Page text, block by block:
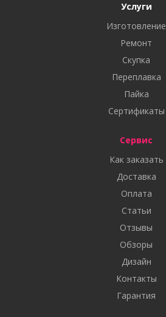
Услуги
Изготовление
Ремонт
Скупка
Переплавка
Пайка
Сертификаты
Сервис
Как заказать
Доставка
Оплата
Статьи
Отзывы
Обзоры
Дизайн
Контакты
Гарантия